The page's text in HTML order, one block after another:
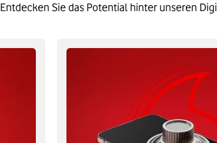
Entdecken Sie das Potential hinter unseren